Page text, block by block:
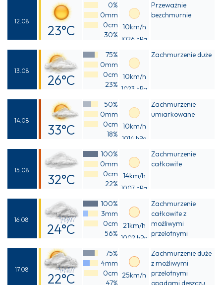
24°C
12.08
23°C
22°C
0%
0mm
0cm
30%
10km/h
1026 hPa
Przeważnie
bezchmurnie
13.08
26°C
25°C
75%
0mm
0cm
23%
10km/h
1023 hPa
Zachmurzenie duże
14.08
33°C
31°C
50%
0mm
0cm
18%
10km/h
1014 hPa
Zachmurzenie
umiarkowane
15.08
32°C
30°C
100%
0mm
0cm
22%
14km/h
1007 hPa
Zachmurzenie
całkowite
16.08
24°C
24°C
100%
3mm
0cm
56%
21km/h
1002 hPa
Zachmurzenie
całkowite z
możliwymi
przelotnymi
17.08
22°C
75%
4mm
0cm
47%
25km/h
Zachmurzenie duże
z możliwymi
przelotnymi
opadami deszczu